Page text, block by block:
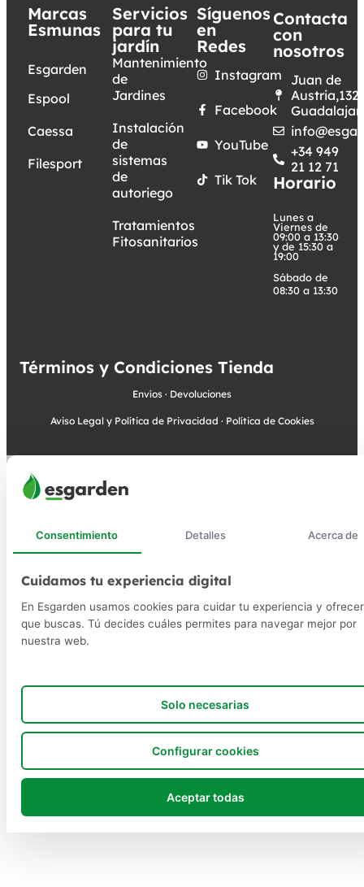
Marcas
Esmunas
Esgarden
Espool
Caessa
Filesport
Servicios
para tu
jardín
Mantenimiento
de
Jardines
Instalación
de
sistemas
de
autoriego
Tratamientos
Fitosanitarios
Síguenos
en
Redes
Instagram
Facebook
YouTube
Tik Tok
Contacta
con
nosotros
Juan de
Austria,132.
+34 949
21 12 71
Horario
Lunes a
Viernes de
09:00 a 13:30
y de 15:30 a
19:00
Sábado de
08:30 a 13:30
Términos y Condiciones Tienda
Envíos · Devoluciones
Aviso Legal y Política de Privacidad · Política de Cookies
Consentimiento Detalles Acerca de
Cuidamos tu experiencia digital
En Esgarden usamos cookies para cuidar tu experiencia y
que buscas. Tú decides cuáles permites para navegar mejor por
nuestra web.
Solo necesarias
Configurar cookies
Aceptar todas